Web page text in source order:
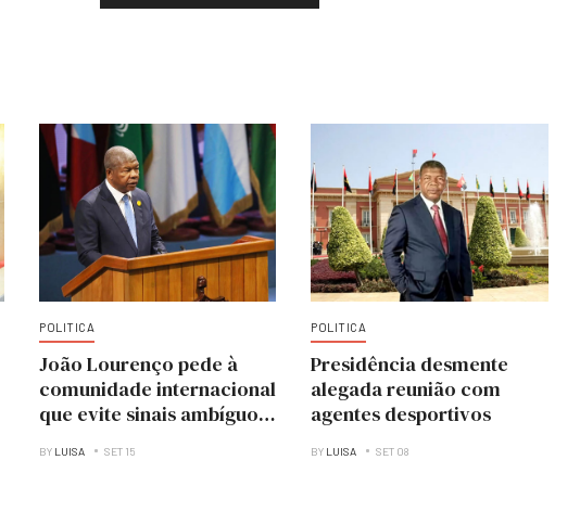
POLITICA
João Lourenço pede à
comunidade internacional
que evite sinais ambíguos
Estado
BY LUISA SET 15
POLITICA
Presidência desmente
alegada reunião com
agentes desportivos
BY LUISA SET 08